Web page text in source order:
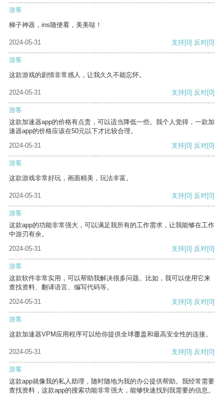
游客
梯子神器，ins随便看，美美哒！
2024-05-31 支持[0] 反对[0]
游客
这款游戏的剧情非常感人，让我久久不能忘怀。
2024-05-31 支持[0] 反对[0]
游客
这款加速器app的价格有点贵，可以适当降低一些。我个人觉得，一款加
速器app的价格应该在50元以下才比较合理。
2024-05-31
支持[0] 反对[0]
游客
这款游戏非常好玩，画面精美，玩法丰富。
2024-05-31 支持[0] 反对[0]
游客
这款app的功能非常强大，可以满足我所有的工作需求，让我能够在工作
中游刃有余。
2024-05-31
支持[0] 反对[0]
游客
这款软件非常实用，可以帮助我解决很多问题。比如，我可以使用它来
查找资料、翻译语言、编写代码等。
2024-05-31
支持[0] 反对[0]
游客
这款加速器VPM应用程序可以给你提供全球覆盖和最高安全性的连接。
2024-05-31 支持[0] 反对[0]
游客
这款app就像我的私人助理，随时随地为我的办公提供帮助。我经常需要
查找资料，这款app的搜索功能非常强大，能够快速找到我需要的信息。